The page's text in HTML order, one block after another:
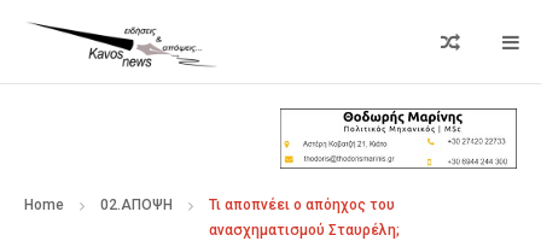
Home 02.ΑΠΟΨΗ
Τι αποπνέει ο απόηχος του
ανασχηματισμού Σταυρέλη;